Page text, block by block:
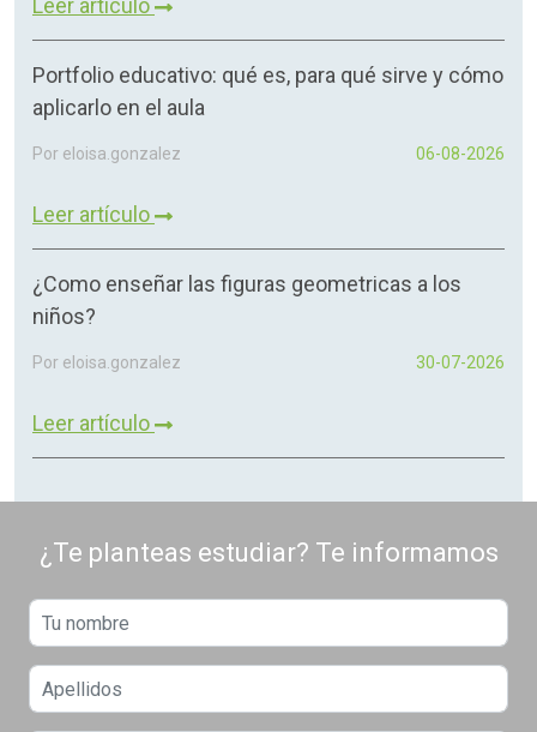
Leer artículo
Portfolio educativo: qué es, para qué sirve y cómo
aplicarlo en el aula
Por eloisa.gonzalez 06-08-2026
Leer artículo
¿Como enseñar las figuras geometricas a los
niños?
Por eloisa.gonzalez 30-07-2026
Leer artículo
¿Te planteas estudiar? Te informamos